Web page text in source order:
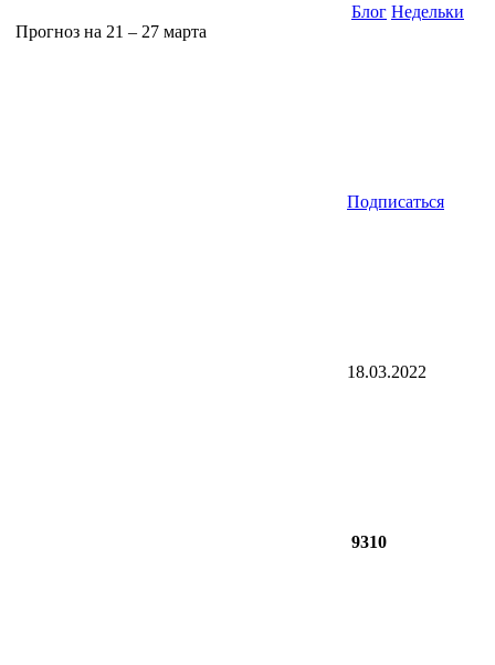
Блог Недельки
Прогноз на 21 – 27 марта
Подписаться
18.03.2022
9310